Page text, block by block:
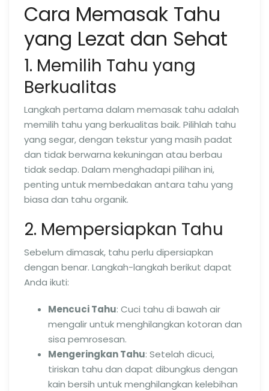
Cara Memasak Tahu
yang Lezat dan Sehat
1. Memilih Tahu yang
Berkualitas
Langkah pertama dalam memasak tahu adalah
memilih tahu yang berkualitas baik. Pilihlah tahu
yang segar, dengan tekstur yang masih padat
dan tidak berwarna kekuningan atau berbau
tidak sedap. Dalam menghadapi pilihan ini,
penting untuk membedakan antara tahu yang
biasa dan tahu organik.
2. Mempersiapkan Tahu
Sebelum dimasak, tahu perlu dipersiapkan
dengan benar. Langkah-langkah berikut dapat
Anda ikuti:
Mencuci Tahu: Cuci tahu di bawah air
mengalir untuk menghilangkan kotoran dan
sisa pemrosesan.
Mengeringkan Tahu: Setelah dicuci,
tiriskan tahu dan dapat dibungkus dengan
kain bersih untuk menghilangkan kelebihan